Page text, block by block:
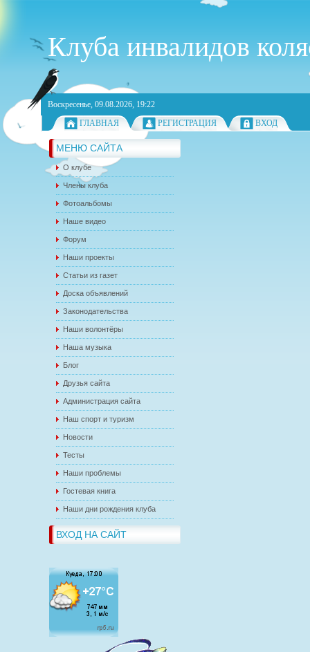
Клуба инвалидов
Воскресенье, 09.08.2026, 19:22
ГЛАВНАЯ
РЕГИСТРАЦИЯ ВХОД
МЕНЮ САЙТА
О клубе
Члены клуба
Фотоальбомы
Наше видео
Форум
Наши проекты
Статьи из газет
Доска объявлений
Законодательства
Наши волонтёры
Наша музыка
Блог
Друзья сайта
Администрация сайта
Наш спорт и туризм
Новости
Тесты
Наши проблемы
Гостевая книга
Наши дни рождения клуба
ВХОД НА САЙТ